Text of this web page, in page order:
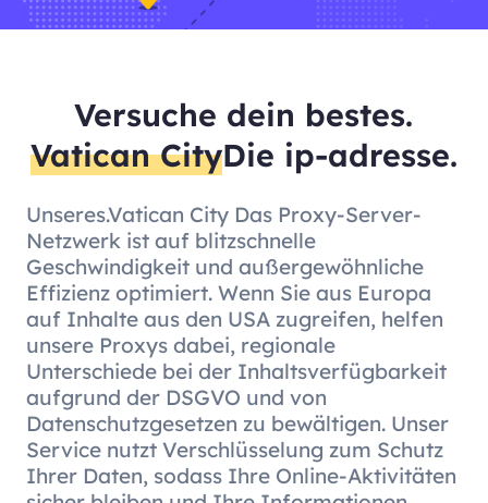
Versuche dein bestes.
Vatican CityDie ip-adresse.
Unseres.Vatican City Das Proxy-Server-
Netzwerk ist auf blitzschnelle
Geschwindigkeit und außergewöhnliche
Effizienz optimiert. Wenn Sie aus Europa
auf Inhalte aus den USA zugreifen, helfen
unsere Proxys dabei, regionale
Unterschiede bei der Inhaltsverfügbarkeit
aufgrund der DSGVO und von
Datenschutzgesetzen zu bewältigen. Unser
Service nutzt Verschlüsselung zum Schutz
Ihrer Daten, sodass Ihre Online-Aktivitäten